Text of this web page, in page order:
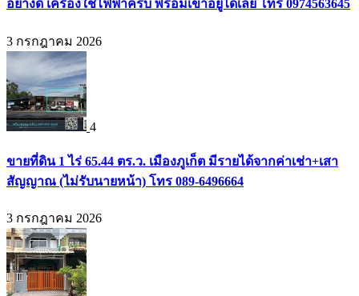
อย่างดี เครื่องใช้ไฟฟ้าครบ พร้อมเข้าอยู่ได้เลย โทร 0974563645
3 กรกฎาคม 2026
4
ขายที่ดิน 1 ไร่ 65.44 ตร.ว. เมืองภูเก็ต มีรายได้จากค่าเช่า+เสา
สัญญาณ (ไม่รับนายหน้า) โทร 089-6496664
3 กรกฎาคม 2026